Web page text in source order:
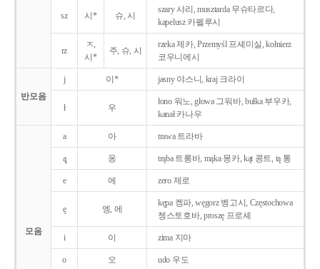
sz 시* 슈, 시
szary 샤리, musztarda 무슈타르다,
kapelusz 카펠루시
rz
ㅈ,
시*
주, 슈, 시
rzeka 제카, Przemyśl 프셰미실, kołnierz
코우니에시
반모음
j 이* jasny 야스니, kraj 크라이
ł 우
łono 워노, głowa 그워바, bułka 부우카,
kanał 카나우
모음
a 아 trawa 트라바
ą̨ 옹 trąba 트롱바, mąka 몽카, kąt 콩트, tą 통
e 에 zero 제로
ę 엥, 에
kępa 켕파, węgorz 벵고시, Częstochowa
쳉스토호바, proszę 프로셰
i 이 zima 지마
o 오 udo 우도